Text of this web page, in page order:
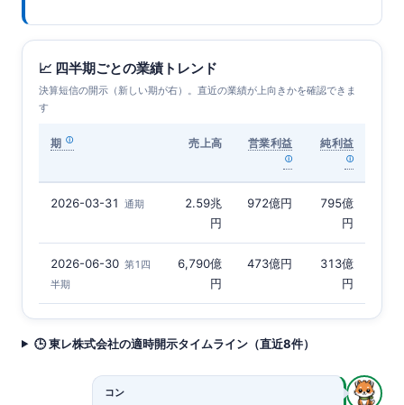
📈 四半期ごとの業績トレンド
決算短信の開示（新しい期が右）。直近の業績が上向きかを確認できま
す
期 売上高 営業利益 純利益
2026-03-31 通期
2.59兆
円
972億円
795億
円
2026-06-30 第1四
半期
6,790億
円
473億円
313億
円
🕒 東レ株式会社の適時開示タイムライン（直近8件）
コン